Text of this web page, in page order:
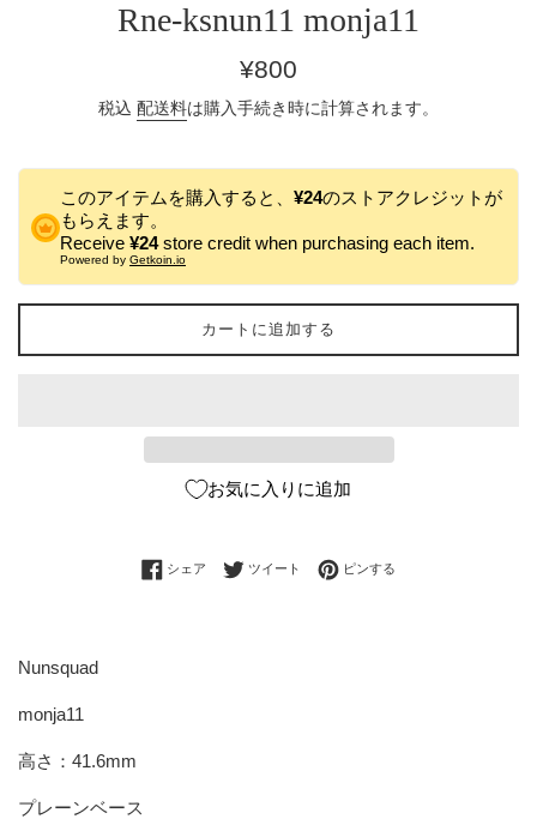
Rne-ksnun11 monja11
通
価
¥800
税込 配送料は購入手続き時に計算されます。
このアイテムを購入すると、 ¥24のストアクレジットが
もらえます。
Receive ¥24store credit when purchasing each item.
Powered by Getkoin.io
カートに追加する
お気に入りに追加
シェア Facebookでシェアする
ツイート Twitterに投稿する
ピンする
Nunsquad
monja11
高さ ：41.6mm
プレーンベース